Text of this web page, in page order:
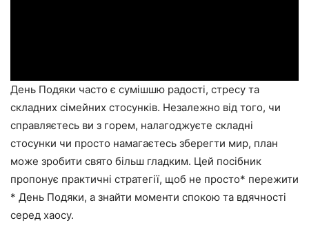
День Подяки часто є сумішшю радості, стресу та
складних сімейних стосунків. Незалежно від того, чи
справляєтесь ви з горем, налагоджуєте складні
стосунки чи просто намагаєтесь зберегти мир, план
може зробити свято більш гладким. Цей посібник
пропонує практичні стратегії, щоб не просто* пережити
* День Подяки, а знайти моменти спокою та вдячності
серед хаосу.